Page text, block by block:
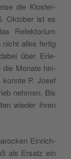
die Kloster­
Okto­ber ist es
Refek­to­ri­um
alles fer­tig
über Erle­
die Monate hin­
P. Josef
nehmen. Bis
wieder ihren
Ein­rich­
als Ersatz ein